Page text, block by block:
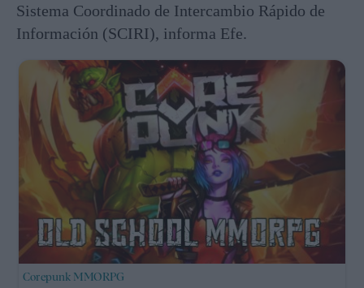
Sistema Coordinado de Intercambio Rápido de
Información (SCIRI), informa Efe.
Corepunk MMORPG